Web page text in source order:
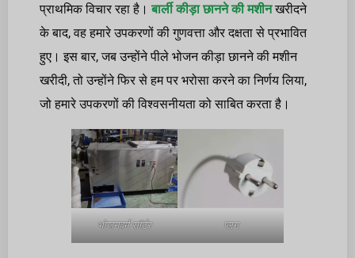
प्राथमिक विचार रहा है।बार्ली कीड़ा छानने की मशीनखरीदने
के बाद, वह हमारे उपकरणों की गुणवत्ता और दक्षता से प्रभावित
हुए। इस बार, जब उन्होंने पीले भोजन कीड़ा छानने की मशीन
खरीदी, तो उन्होंने फिर से हम पर भरोसा करने का निर्णय लिया,
जो हमारे उपकरणों की विश्वसनीयता को साबित करता है।
भोजनवर्म सॉर्टर प्लग